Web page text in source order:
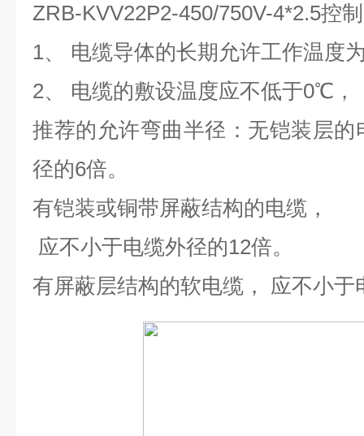
ZRB-KVV22P2-450/750V-4*2.5控
1、 电缆导体的长期允许工作温度
2、 电缆的敷设温度应不低于0℃，
推荐的允许弯曲半径：无铠装层
径的6倍。
有铠装或铜带屏蔽结构的电缆，
应不小于电缆外径的12倍。
有屏蔽层结构的软电缆， 应不小于